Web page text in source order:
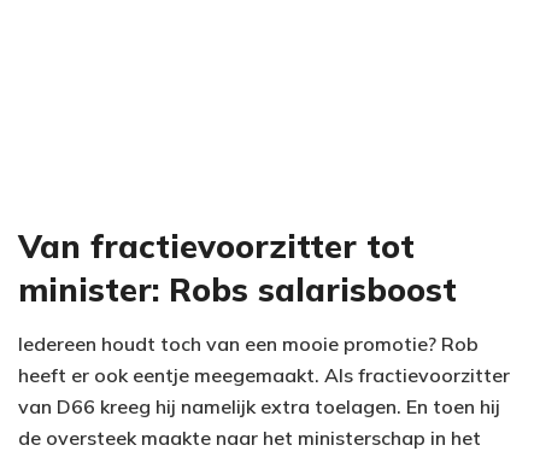
Van fractievoorzitter tot
minister: Robs salarisboost
Iedereen houdt toch van een mooie promotie? Rob
heeft er ook eentje meegemaakt. Als fractievoorzitter
van D66 kreeg hij namelijk extra toelagen. En toen hij
de oversteek maakte naar het ministerschap in het